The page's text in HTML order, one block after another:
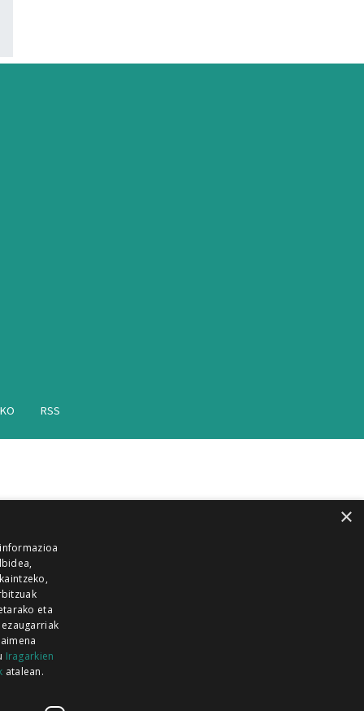
RSS
GUKA
×
eta
Iragarkien
atalean.